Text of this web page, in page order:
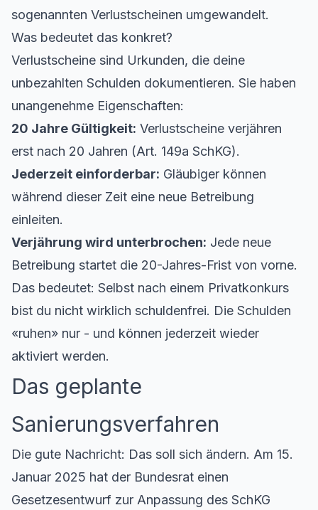
sogenannten Verlustscheinen umgewandelt.
Was bedeutet das konkret?
Verlustscheine sind Urkunden, die deine
unbezahlten Schulden dokumentieren. Sie haben
unangenehme Eigenschaften:
20 Jahre Gültigkeit: Verlustscheine verjähren
erst nach 20 Jahren (Art. 149a SchKG).
Jederzeit einforderbar: Gläubiger können
während dieser Zeit eine neue Betreibung
einleiten.
Verjährung wird unterbrochen: Jede neue
Betreibung startet die 20-Jahres-Frist von vorne.
Das bedeutet: Selbst nach einem Privatkonkurs
bist du nicht wirklich schuldenfrei. Die Schulden
«ruhen» nur - und können jederzeit wieder
aktiviert werden.
Das geplante
Sanierungsverfahren
Die gute Nachricht: Das soll sich ändern. Am 15.
Januar 2025 hat der Bundesrat einen
Gesetzesentwurf zur Anpassung des SchKG